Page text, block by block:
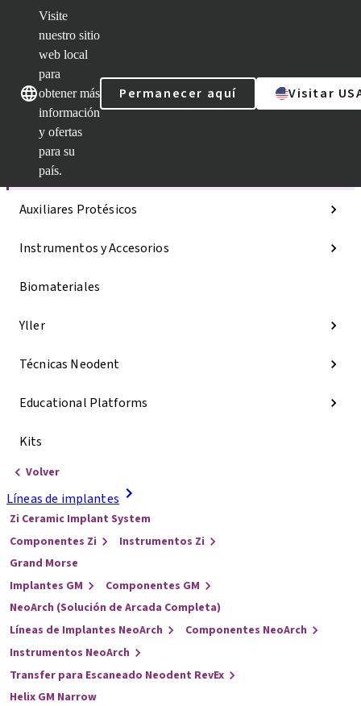
Visite
nuestro sitio
web local
para
obtener más
información
y ofertas
para su
país.
Permanecer aquí Visitar
Categorías
Líneas de implantes
Auxiliares Protésicos
Instrumentos y Accesorios
Biomateriales
Yller
Técnicas Neodent
Educational Platforms
Kits
Volver
Líneas de implantes
Zi Ceramic Implant System
Componentes Zi
Instrumentos Zi
Grand Morse
Implantes GM
Componentes GM
NeoArch (Solución de Arcada Completa)
Líneas de Implantes NeoArch
Componentes NeoArch
Instrumentos NeoArch
Transfer para Escaneado Neodent RevEx
Helix GM Narrow